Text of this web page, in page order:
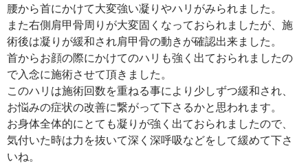
腰から首にかけて大変強い凝りやハリがみられました。
また右側肩甲骨周りが大変固くなっておられましたが、施
術後は凝りが緩和され肩甲骨の動きが確認出来ました。
首からお顔の際にかけてのハリも強く出ておられましたの
で入念に施術させて頂きました。
このハリは施術回数を重ねる事により少しずつ緩和され、
お悩みの症状の改善に繋がって下さるかと思われます。
お身体全体的にとても凝りが強く出ておられましたので、
気付いた時は力を抜いて深く深呼吸などをして緩めて下さ
いね。